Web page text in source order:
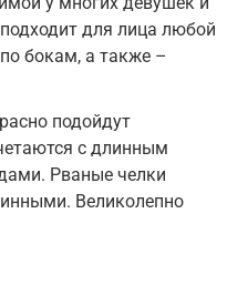
для лица любой
бокам, а также –
подойдут
с длинным
Рваные челки
Великолепно